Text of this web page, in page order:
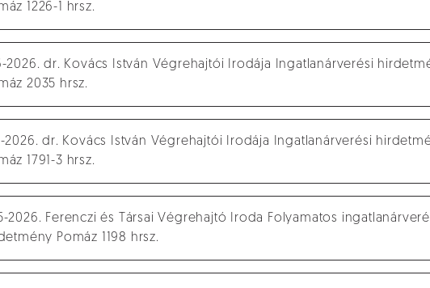
1226-1 hrsz.
2026. dr. Kovács István Végrehajtói Irodája Ingatlanárverési
2035 hrsz.
2026. dr. Kovács István Végrehajtói Irodája Ingatlanárverési
1791-3 hrsz.
2026. Ferenczi és Társai Végrehajtó Iroda Folyamatos
Pomáz 1198 hrsz.